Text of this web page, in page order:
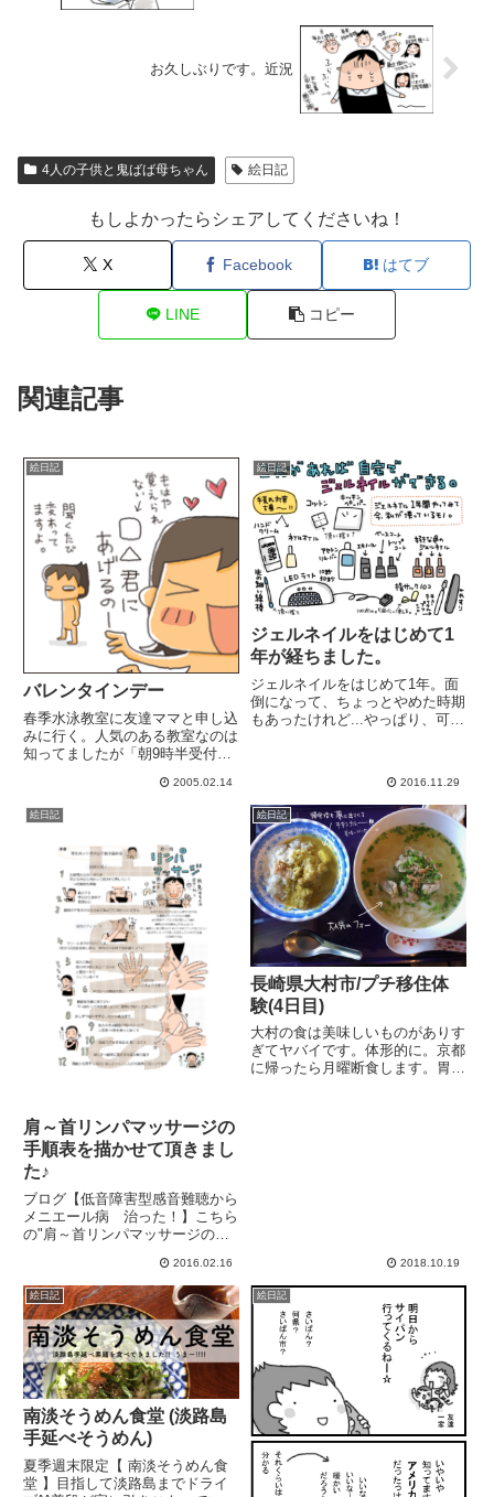
お久しぶりです。近況
4人の子供と鬼ばば母ちゃん 絵日記
もしよかったらシェアしてくださいね！
X Facebook はてブ
LINE コピー
関連記事
絵日記
バレンタインデー
春季水泳教室に友達ママと申し込
みに行く。人気のある教室なのは
知ってましたが「朝9時半受付開
かわらず9時半過ぎに行ったら、
定員いっぱいになってました。し
ょぼーん。娘7才めっちゃ楽しみ
にしてたのになとりあえずキャ...
2005.02.14
絵日記
ジェルネイルをはじめて1
年が経ちました。
ジェルネイルをはじめて1年。面
倒になって、ちょっとやめた時期
もあったけれど...やっぱり、可愛
しか持たなかったけれど、今では
2週間持つよう...
2016.11.29
絵日記
肩～首リンパマッサージの
手順表を描かせて頂きまし
た♪
ブログ【低音障害型感音難聴から
メニエール病 治った！】こちら
の"肩～首リンパマッサージの手
(上記のサイトにてDL可！)実はこ
のリンパマッサージ、お話を聞い
て以来、私も続けています。お風
呂に入った時に首を温めたつ...
2016.02.16
絵日記
長崎県大村市/プチ移住体
験(4日目)
大村の食は美味しいものがありす
ぎてヤバイです。体形的に。京都
に帰ったら月曜断食します。胃が
2018.10.19
絵日記
南淡そうめん食堂 (淡路島
手延べそうめん)
夏季週末限定【 南淡そうめん食
堂 】目指して淡路島までドライ
絵日記